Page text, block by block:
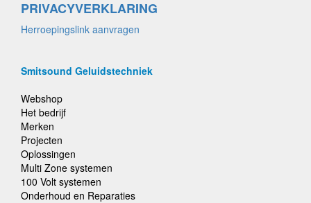
PRIVACYVERKLARING
Herroepingslink aanvragen
Smitsound Geluidstechniek
Webshop
Het bedrijf
Merken
Projecten
Oplossingen
Multi Zone systemen
100 Volt systemen
Onderhoud en Reparaties